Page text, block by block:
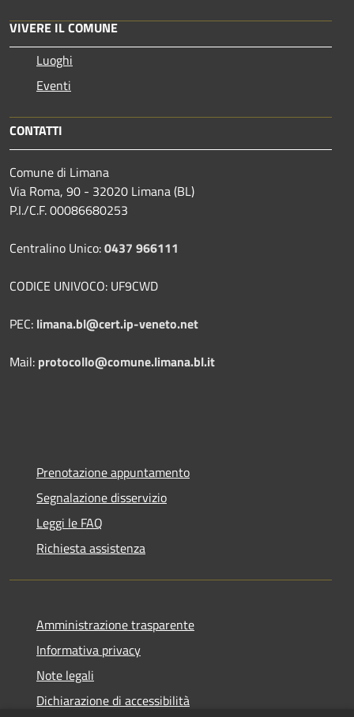
VIVERE IL COMUNE
Luoghi
Eventi
CONTATTI
Comune di Limana
Via Roma, 90 - 32020 Limana (BL)
P.I./C.F. 00086680253
Centralino Unico:0437 966111
CODICE UNIVOCO: UF9CWD
PEC: limana.bl@cert.ip-veneto.net
Mail: protocollo@comune.limana.bl.it
Prenotazione appuntamento
Segnalazione disservizio
Leggi le FAQ
Richiesta assistenza
Amministrazione trasparente
Informativa privacy
Note legali
Dichiarazione di accessibilità